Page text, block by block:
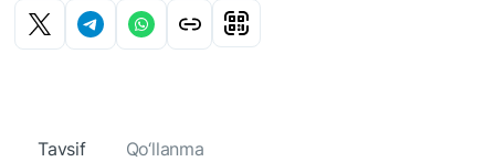
Tavsif Qo‘llanma